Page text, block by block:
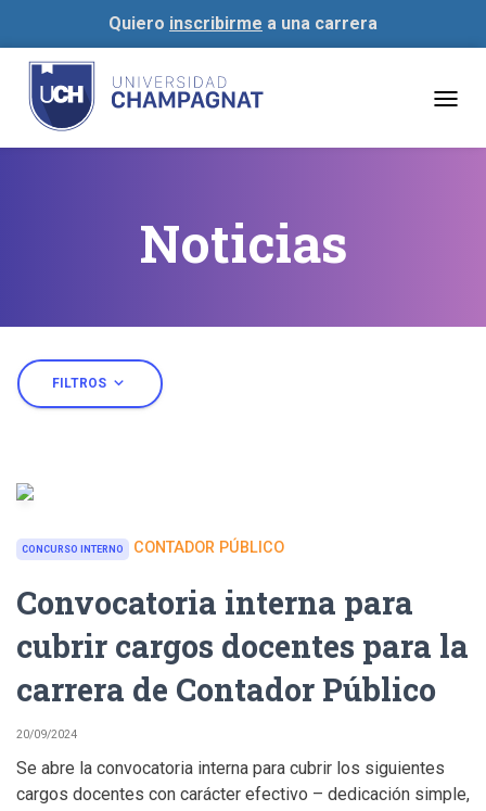
Quiero inscribirme a una carrera
Noticias
FILTROS expand_more
CONCURSO INTERNO CONTADOR PÚBLICO
Convocatoria interna para
cubrir cargos docentes para la
carrera de Contador Público
20/09/2024
Se abre la convocatoria interna para cubrir los siguientes
cargos docentes con carácter efectivo – dedicación simple,